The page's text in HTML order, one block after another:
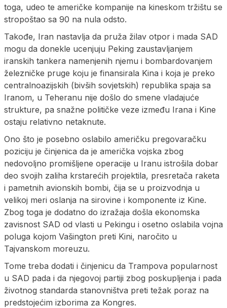
toga, udeo te američke kompanije na kineskom tržištu se
stropoštao sa 90 na nula odsto.
Takođe, Iran nastavlja da pruža žilav otpor i mada SAD
mogu da donekle ucenjuju Peking zaustavljanjem
iranskih tankera namenjenih njemu i bombardovanjem
železničke pruge koju je finansirala Kina i koja je preko
centralnoazijskih (bivših sovjetskih) republika spaja sa
Iranom, u Teheranu nije došlo do smene vladajuće
strukture, pa snažne političke veze između Irana i Kine
ostaju relativno netaknute.
Ono što je posebno oslabilo američku pregovaračku
poziciju je činjenica da je američka vojska zbog
nedovoljno promišljene operacije u Iranu istrošila dobar
deo svojih zaliha krstarećih projektila, presretača raketa
i pametnih avionskih bombi, čija se u proizvodnja u
velikoj meri oslanja na sirovine i komponente iz Kine.
Zbog toga je dodatno do izražaja došla ekonomska
zavisnost SAD od vlasti u Pekingu i osetno oslabila vojna
poluga kojom Vašington preti Kini, naročito u
Tajvanskom moreuzu.
Tome treba dodati i činjenicu da Trampova popularnost
u SAD pada i da njegovoj partiji zbog poskupljenja i pada
životnog standarda stanovništva preti težak poraz na
predstojećim izborima za Kongres.